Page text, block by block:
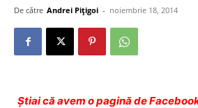
De către Andrei Pițigoi - noiembrie 18, 2014
Ştiai că avem o pagină de